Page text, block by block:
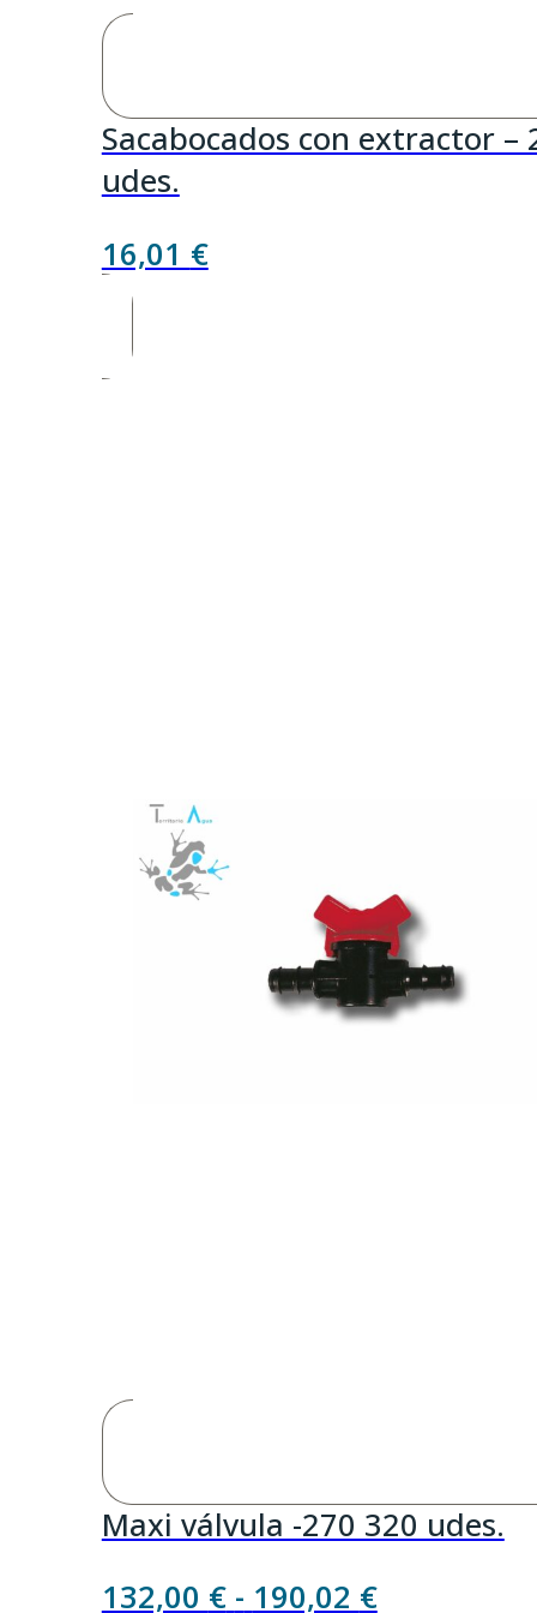
Sacabocados con extractor –
udes.
16,01 €
Maxi válvula -270 320 udes.
132,00 € - 190,02 €Rango